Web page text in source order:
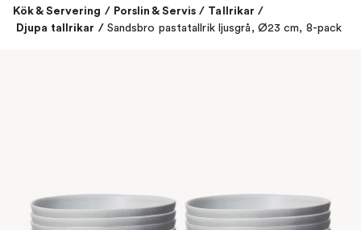
Kök & Servering / Porslin & Servis / Tallrikar /
Djupa tallrikar / Sandsbro pastatallrik ljusgrå, Ø23 cm, 8-pack